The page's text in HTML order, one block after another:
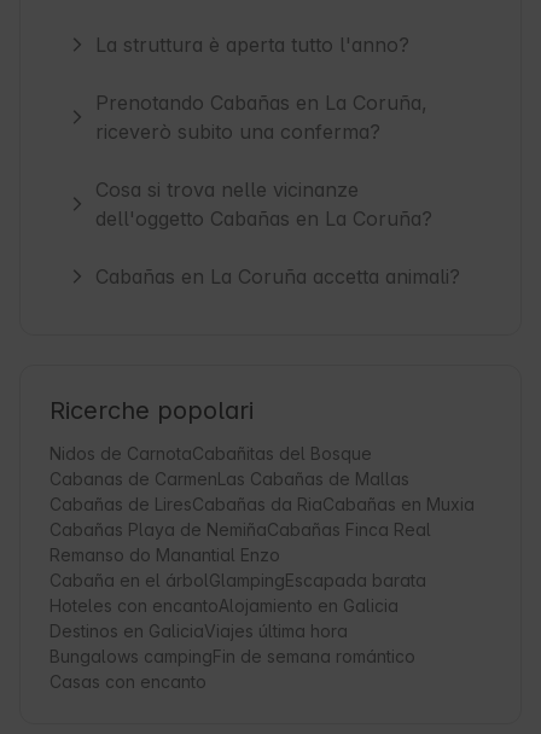
La struttura è aperta tutto l'anno?
Prenotando Cabañas en La Coruña,
riceverò subito una conferma?
Cosa si trova nelle vicinanze
dell'oggetto Cabañas en La Coruña?
Cabañas en La Coruña accetta animali?
Ricerche popolari
Nidos de CarnotaCabañitas del Bosque
Cabanas de CarmenLas Cabañas de Mallas
Cabañas de LiresCabañas da RiaCabañas en Muxia
Cabañas Playa de NemiñaCabañas Finca Real
Remanso do Manantial Enzo
Cabaña en el árbolGlampingEscapada barata
Hoteles con encantoAlojamiento en Galicia
Destinos en GaliciaViajes última hora
Bungalows campingFin de semana romántico
Casas con encanto